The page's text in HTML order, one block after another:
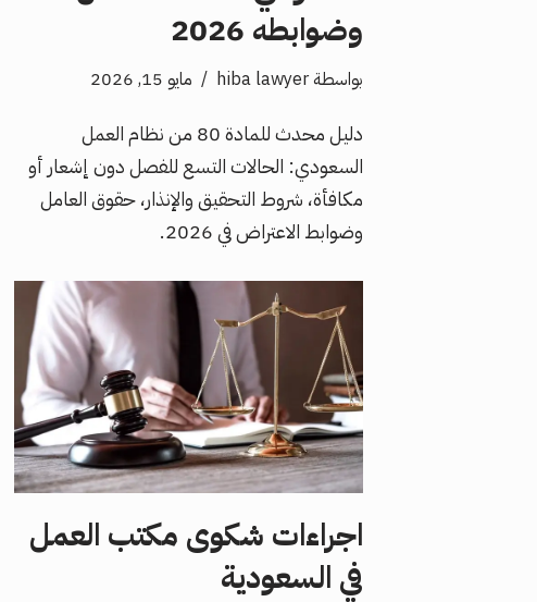
وضوابطه 2026
بواسطةhiba lawyer مايو 15, 2026
دليل محدث للمادة 80 من نظام العمل
السعودي: الحالات التسع للفصل دون إشعار أو
مكافأة، شروط التحقيق والإنذار، حقوق العامل
وضوابط الاعتراض في 2026.
اجراءات شكوى مكتب العمل
في السعودية